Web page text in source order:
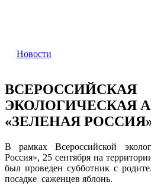
Новости
ВСЕРОССИЙСКАЯ
ЭКОЛОГИЧЕСКАЯ
«ЗЕЛЕНАЯ
В рамках Всероссийской
Россия», 25 сентября на
был проведен субботник с
посадке саженцев яблонь.